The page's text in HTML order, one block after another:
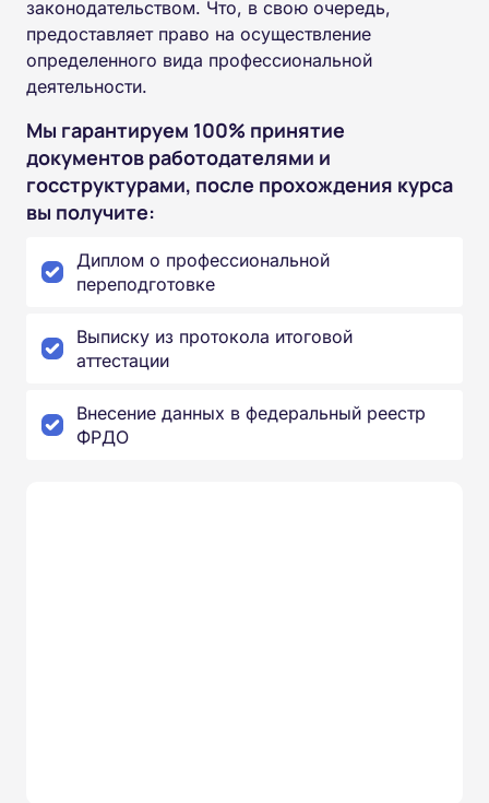
законодательством. Что, в свою очередь,
предоставляет право на осуществление
определенного вида профессиональной
деятельности.
Мы гарантируем 100% принятие
документов работодателями и
госструктурами, после прохождения курса
вы получите:
Диплом о профессиональной
переподготовке
Выписку из протокола итоговой
аттестации
Внесение данных в федеральный реестр
ФРДО